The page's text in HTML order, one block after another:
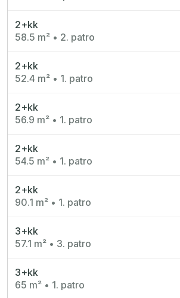
2+kk
58.5 m² • 2. patro
2+kk
52.4 m² • 1. patro
2+kk
56.9 m² • 1. patro
2+kk
54.5 m² • 1. patro
2+kk
90.1 m² • 1. patro
3+kk
57.1 m² • 3. patro
3+kk
65 m² • 1. patro
Nové byty 1+kk Plzeňský kraj
Developerské projekty
Rezidence Grafická
Lihovar Smíchov Jih
Jateční 35
Na Spojce 2
JITRO
Zenklova 81
Nová Písnice
Rezidence v Údolí
Semerínka
Hagibor Kappa
Aldrov Resort
Villa Chuchle
Nový byt 3+kk - VARTA
Žít Braník
RANTA Barrandov IV
Slavíkova 6
Radimský Mlýn
Polská 52
PORTTI Kladno II